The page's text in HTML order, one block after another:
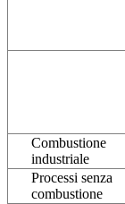
Combustione
industriale
Processi senza
combustione